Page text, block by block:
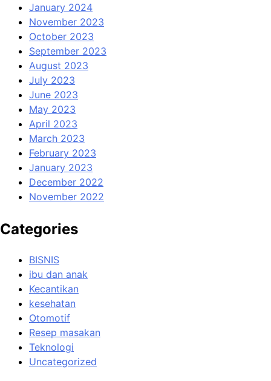
January 2024
November 2023
October 2023
September 2023
August 2023
July 2023
June 2023
May 2023
April 2023
March 2023
February 2023
January 2023
December 2022
November 2022
Categories
BISNIS
ibu dan anak
Kecantikan
kesehatan
Otomotif
Resep masakan
Teknologi
Uncategorized